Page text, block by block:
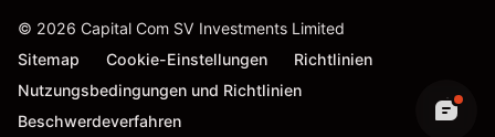
© 2026 Capital Com SV Investments Limited
Sitemap
Cookie-Einstellungen
Richtlinien
Nutzungsbedingungen und Richtlinien
Beschwerdeverfahren